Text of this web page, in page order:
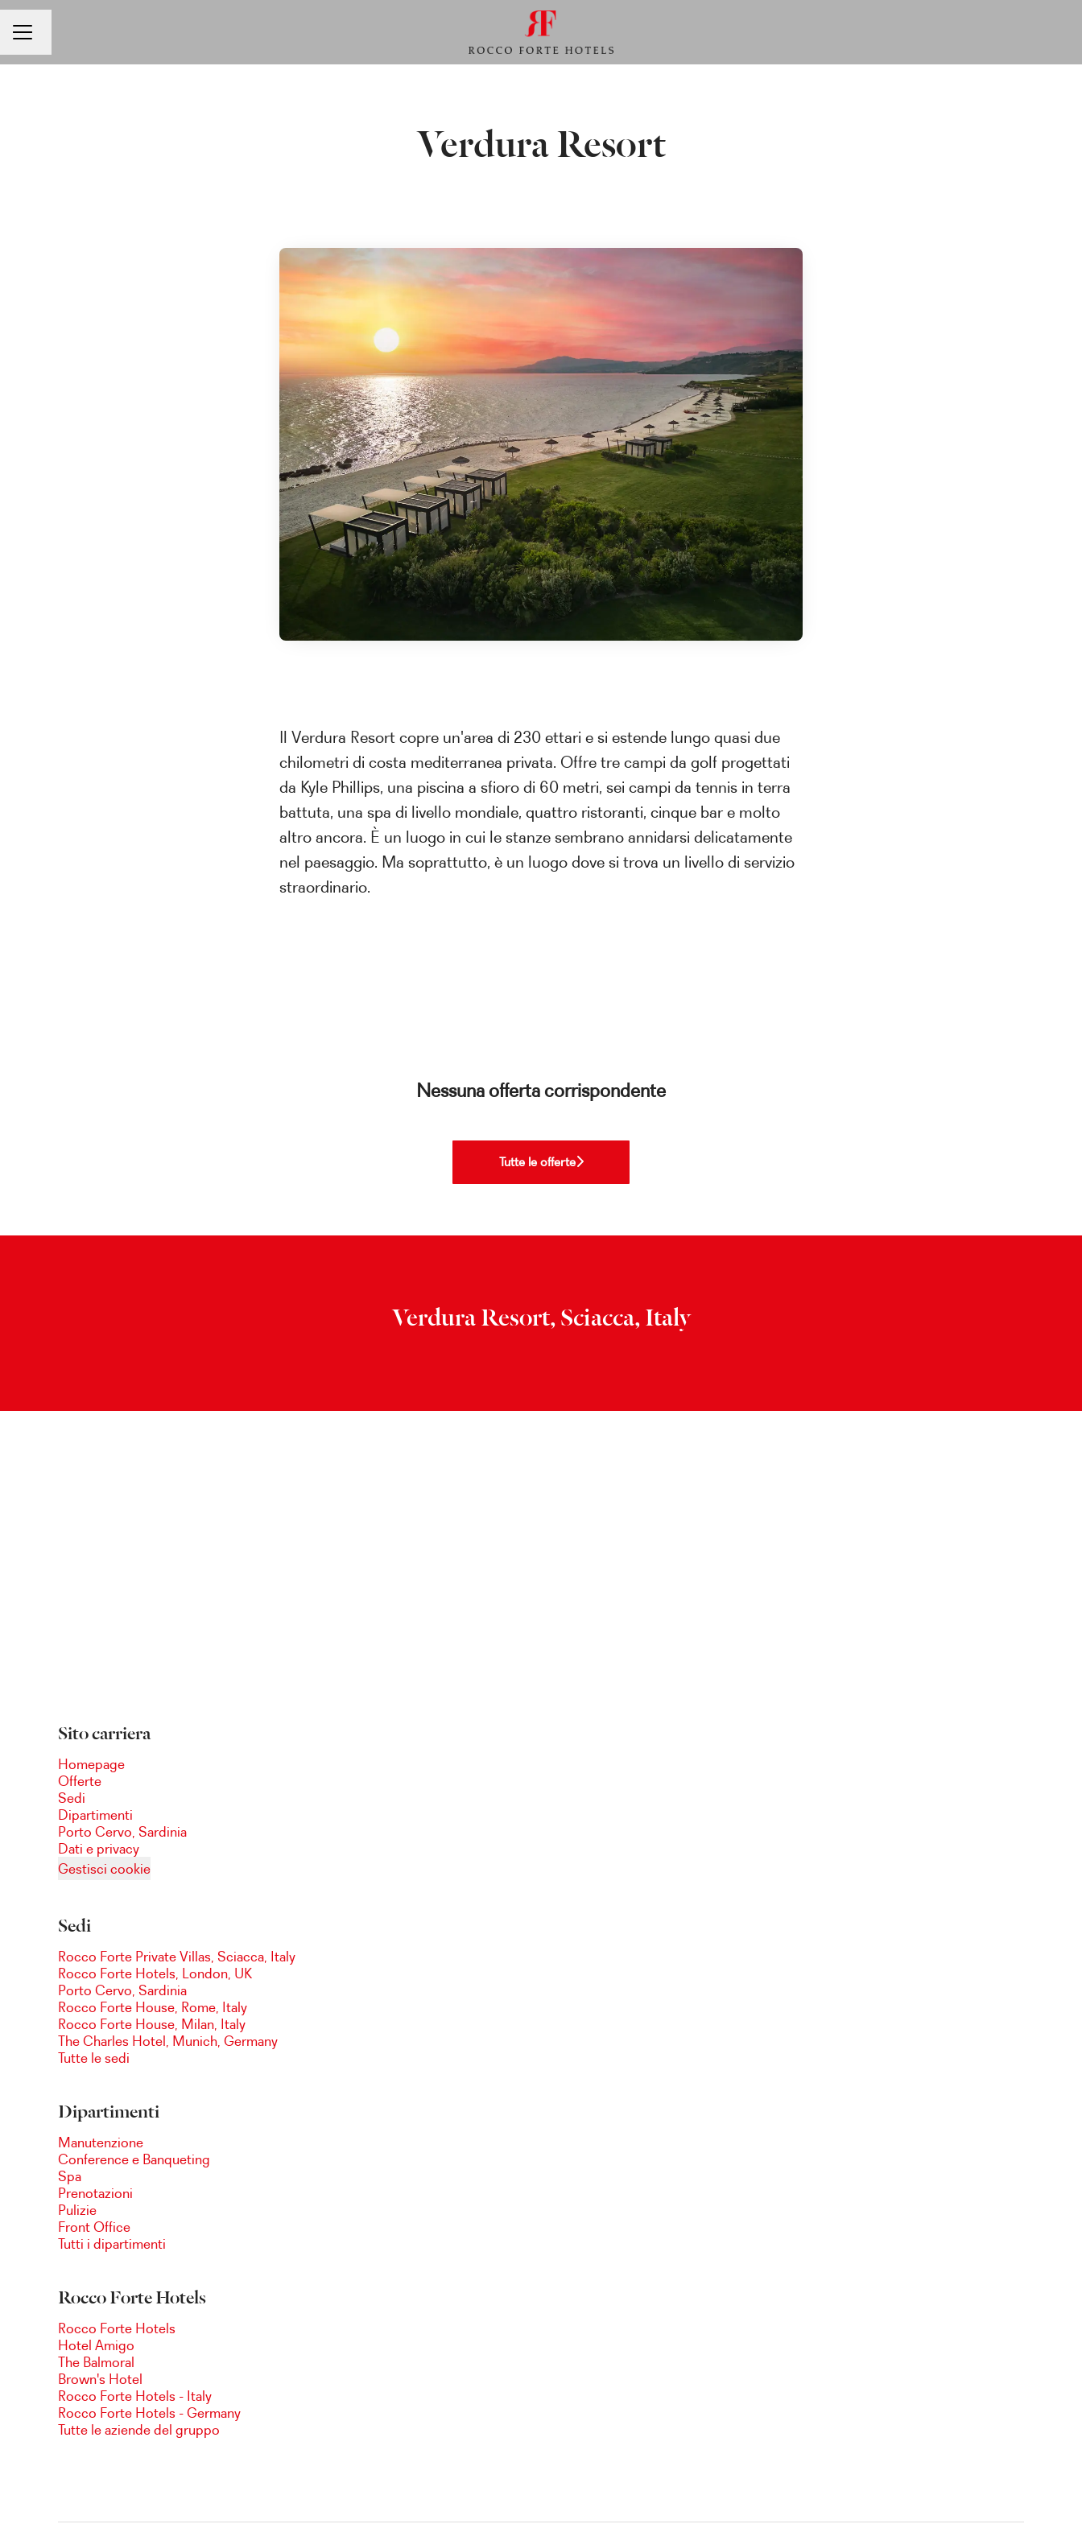
MENU CARRIERA
Cambia lingua
Verdura Resort
Il Verdura Resort copre un'area di 230 ettari e si estende lungo quasi due
chilometri di costa mediterranea privata. Offre tre campi da golf progettati
da Kyle Phillips, una piscina a sfioro di 60 metri, sei campi da tennis in terra
battuta, una spa di livello mondiale, quattro ristoranti, cinque bar e molto
altro ancora. È un luogo in cui le stanze sembrano annidarsi delicatamente
nel paesaggio. Ma soprattutto, è un luogo dove si trova un livello di servizio
straordinario.
Nessuna offerta corrispondente
Tutte le offerte
Verdura Resort, Sciacca, Italy
Sito carriera
Homepage
Offerte
Sedi
Dipartimenti
Porto Cervo, Sardinia
Dati e privacy
Gestisci cookie
Sedi
Rocco Forte Private Villas, Sciacca, Italy
Rocco Forte Hotels, London, UK
Porto Cervo, Sardinia
Rocco Forte House, Rome, Italy
Rocco Forte House, Milan, Italy
The Charles Hotel, Munich, Germany
Tutte le sedi
Dipartimenti
Manutenzione
Conference e Banqueting
Spa
Prenotazioni
Pulizie
Front Office
Tutti i dipartimenti
Rocco Forte Hotels
Rocco Forte Hotels
Hotel Amigo
The Balmoral
Brown's Hotel
Rocco Forte Hotels - Italy
Rocco Forte Hotels - Germany
Tutte le aziende del gruppo